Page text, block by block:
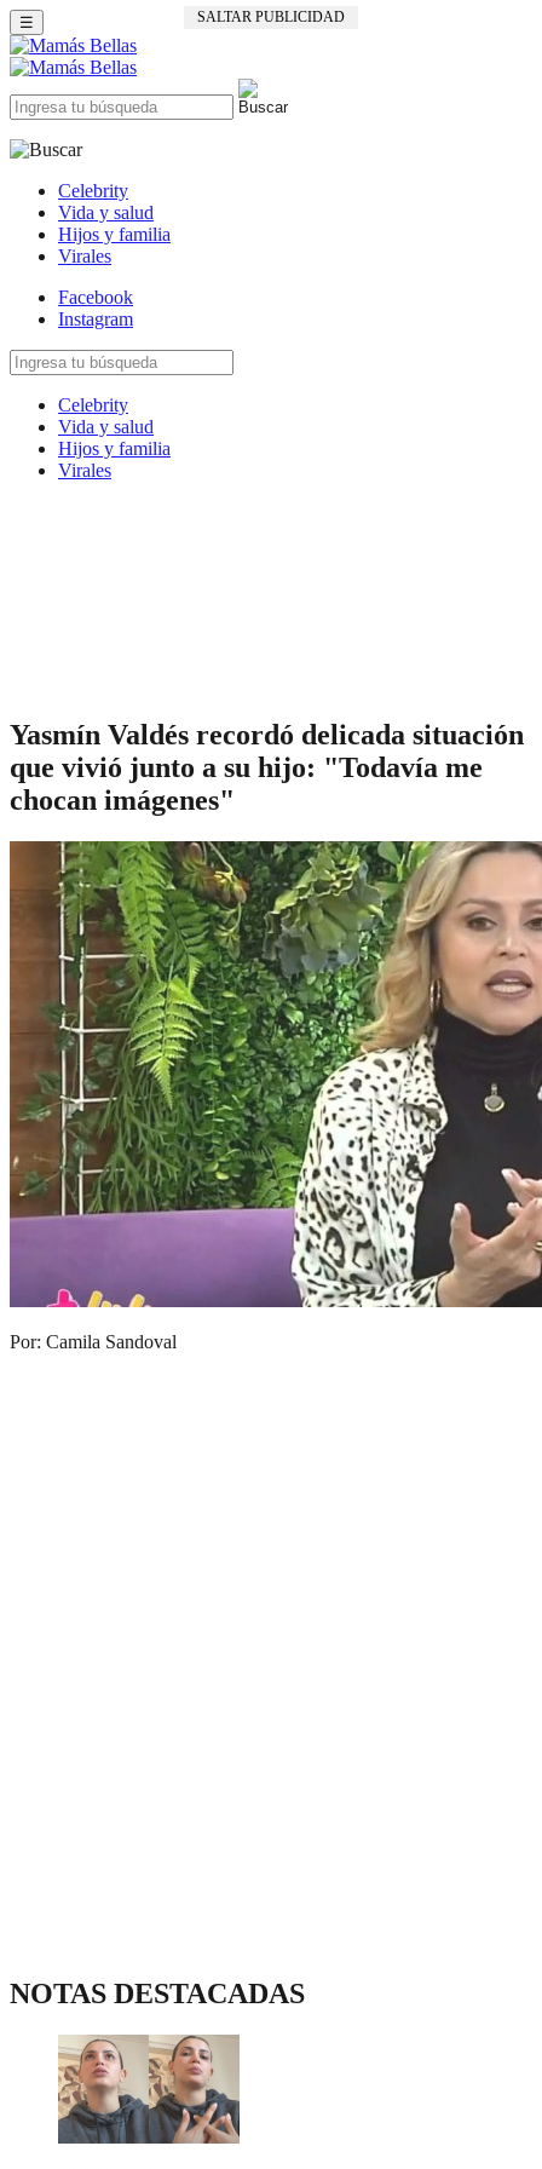
SALTAR PUBLICIDAD
☰
Celebrity
Vida y salud
Hijos y familia
Virales
Facebook
Instagram
Celebrity
Vida y salud
Hijos y familia
Virales
Yasmín Valdés recordó delicada situación
que vivió junto a su hijo: "Todavía me
chocan imágenes"
Por: Camila Sandoval
NOTAS DESTACADAS